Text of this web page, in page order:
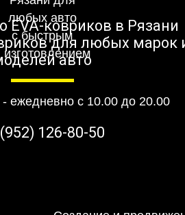
EVA-ковриков в Рязани
для любых марок
авто
- ежедневно с 10.00 до 20.00
126-80-50